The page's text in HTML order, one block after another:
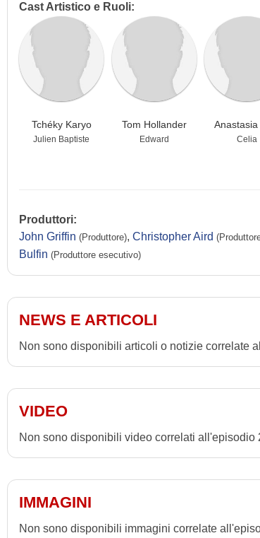
Cast Artistico e Ruoli:
Tchéky Karyo
Julien Baptiste
Tom Hollander
Edward
Anastasia
Celia
Produttori:
John Griffin (Produttore), Christopher Aird
Bulfin (Produttore esecutivo)
NEWS E ARTICOLI
Non sono disponibili articoli o notizie correlate
VIDEO
Non sono disponibili video correlati
IMMAGINI
Non sono disponibili immagini correlate